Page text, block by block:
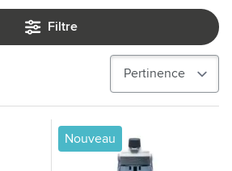
Filtre
Nouveau